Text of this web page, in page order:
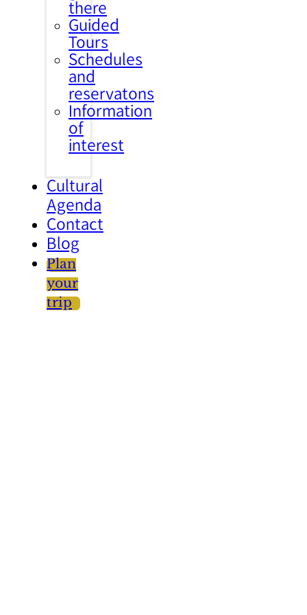
there
Guided
Tours
Schedules
and
reservatons
Information
of
interest
Cultural
Agenda
Contact
Blog
Plan
your
trip